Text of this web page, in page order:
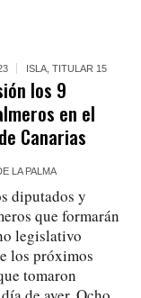
ISLA ,TITULAR 15
los 9
en el
Canarias
LA PALMA
diputados y
que formarán
legislativo
los próximos
tomaron